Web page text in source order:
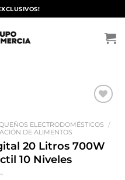
lista de
ELECTRODOMÉSTICOS /
DE ALIMENTOS
20 Litros 700W
10 Niveles